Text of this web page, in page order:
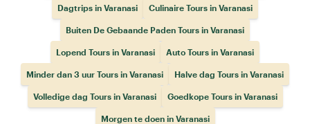
Dagtrips in Varanasi Culinaire Tours in Varanasi
Buiten De Gebaande Paden Tours in Varanasi
Lopend Tours in Varanasi Auto Tours in Varanasi
Minder dan 3 uur Tours in Varanasi Halve dag Tours in Varanasi
Volledige dag Tours in Varanasi Goedkope Tours in Varanasi
Morgen te doen in Varanasi